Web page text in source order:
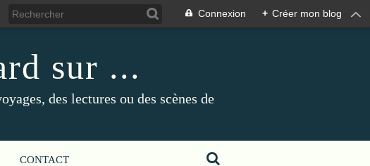
Connexion + Créer mon blog
sur ...
des lectures ou des scènes de
CONTACT